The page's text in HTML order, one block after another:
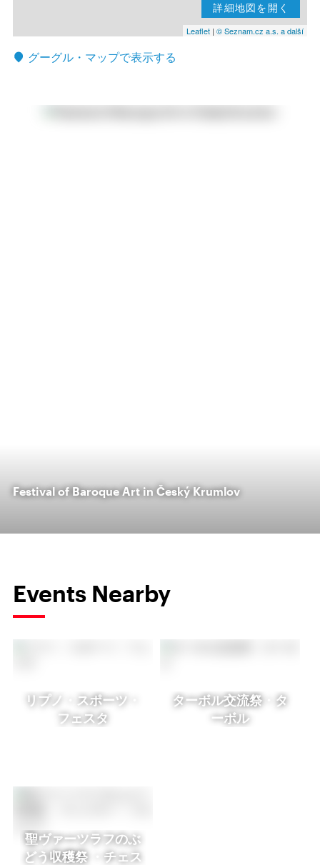
詳細地図を開く
Leaflet | © Seznam.cz a.s. a další
グーグル・マップで表示する
Festival of Baroque Art in Český Krumlov
Events Nearby
リプノ・スポーツ・
フェスタ
ターボル交流祭・タ
ーボル
聖ヴァーツラフのぶ
どう収穫祭 ・チェス